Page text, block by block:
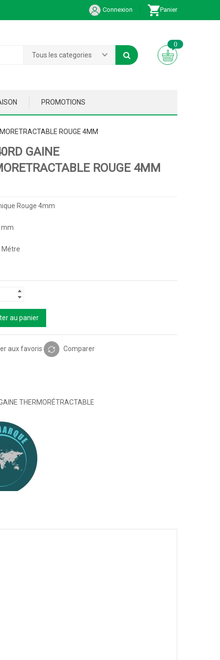
Connexion Panier
Tous les categories
0
PROMOTIONS
ROUGE 4MM
GAINE
ROUGE 4MM
Rouge 4mm
mm
Métre
au panier
aux favoris Comparer
THERMORÉTRACTABLE